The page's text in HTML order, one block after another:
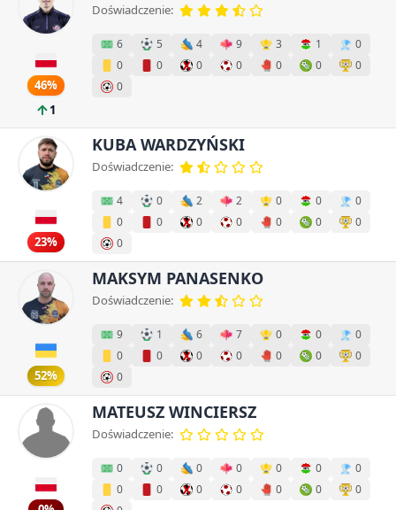
46%
1
Doświadczenie:
6 5 4 9 3 1
0
0
0 0 0 0 0
0
0
23%
KUBA WARDZYŃSKI
Doświadczenie:
4 0 2 2 0 0
0
0
0 0 0 0 0
0
0
52%
MAKSYM PANASENKO
Doświadczenie:
9 1 6 7 0 0
0
0
0 0 0 0 0
0
0
MATEUSZ WINCIERSZ
Doświadczenie:
0 0 0 0 0 0
0
0
0 0 0 0 0
0